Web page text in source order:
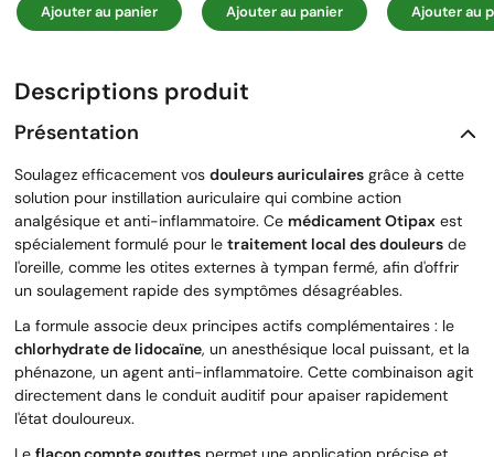
Ajouter au panier Ajouter au panier Ajouter au
Descriptions produit
Présentation
Soulagez efficacement vos douleurs auriculaires grâce à cette
solution pour instillation auriculaire qui combine action
analgésique et anti-inflammatoire. Ce médicament Otipax est
spécialement formulé pour le traitement local des douleurs de
l'oreille, comme les otites externes à tympan fermé, afin d'offrir
un soulagement rapide des symptômes désagréables.
La formule associe deux principes actifs complémentaires : le
chlorhydrate de lidocaïne, un anesthésique local puissant, et la
phénazone, un agent anti-inflammatoire. Cette combinaison agit
directement dans le conduit auditif pour apaiser rapidement
l'état douloureux.